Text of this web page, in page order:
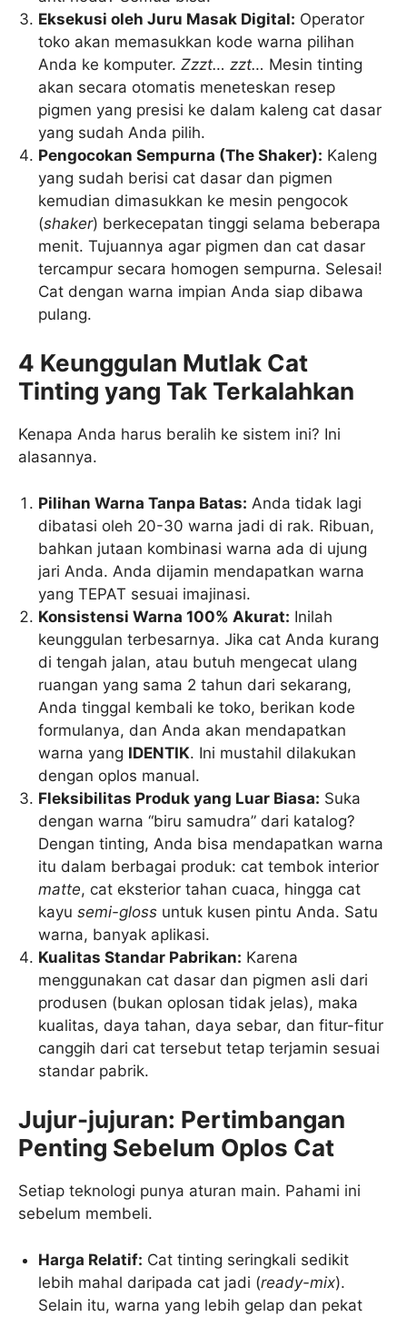
Eksekusi oleh Juru Masak Digital: Operator
toko akan memasukkan kode warna pilihan
Anda ke komputer.Zzzt… zzt… Mesin tinting
akan secara otomatis meneteskan resep
pigmen yang presisi ke dalam kaleng cat dasar
yang sudah Anda pilih.
Pengocokan Sempurna (The Shaker): Kaleng
yang sudah berisi cat dasar dan pigmen
kemudian dimasukkan ke mesin pengocok
(shaker) berkecepatan tinggi selama beberapa
menit. Tujuannya agar pigmen dan cat dasar
tercampur secara homogen sempurna. Selesai!
Cat dengan warna impian Anda siap dibawa
pulang.
4 Keunggulan Mutlak Cat
Tinting yang Tak Terkalahkan
Kenapa Anda harus beralih ke sistem ini? Ini
alasannya.
Pilihan Warna Tanpa Batas: Anda tidak lagi
dibatasi oleh 20-30 warna jadi di rak. Ribuan,
bahkan jutaan kombinasi warna ada di ujung
jari Anda. Anda dijamin mendapatkan warna
yang TEPAT sesuai imajinasi.
Konsistensi Warna 100% Akurat: Inilah
keunggulan terbesarnya. Jika cat Anda kurang
di tengah jalan, atau butuh mengecat ulang
ruangan yang sama 2 tahun dari sekarang,
Anda tinggal kembali ke toko, berikan kode
formulanya, dan Anda akan mendapatkan
warna yang IDENTIK. Ini mustahil dilakukan
dengan oplos manual.
Fleksibilitas Produk yang Luar Biasa: Suka
dengan warna “biru samudra” dari katalog?
Dengan tinting, Anda bisa mendapatkan warna
itu dalam berbagai produk: cat tembok interior
matte, cat eksterior tahan cuaca, hingga cat
kayusemi-gloss untuk kusen pintu Anda. Satu
warna, banyak aplikasi.
Kualitas Standar Pabrikan: Karena
menggunakan cat dasar dan pigmen asli dari
produsen (bukan oplosan tidak jelas), maka
kualitas, daya tahan, daya sebar, dan fitur-fitur
canggih dari cat tersebut tetap terjamin sesuai
standar pabrik.
Jujur-jujuran: Pertimbangan
Penting Sebelum Oplos Cat
Setiap teknologi punya aturan main. Pahami ini
sebelum membeli.
Harga Relatif: Cat tinting seringkali sedikit
lebih mahal daripada cat jadi (ready-mix).
Selain itu, warna yang lebih gelap dan pekat